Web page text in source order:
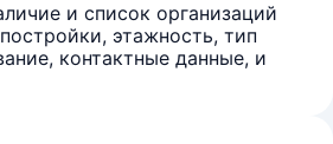
и список организаций
этажность, тип
контактные данные, и